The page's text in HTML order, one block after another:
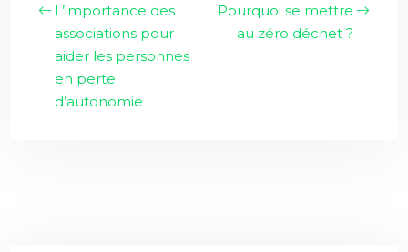
L’importance des
associations pour
aider les personnes
en perte
d’autonomie
Pourquoi se mettre
au zéro déchet ?